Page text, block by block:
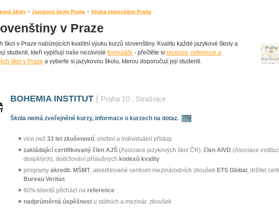
školy > Jazykové školy Praha > Výuka slovenštiny Praha
v Praze
škol v Praze nabízejících kvalitní výuku kurzů slovenštiny. Kvalitu každé jazykové školy a
studenti, kteří vyplňují naše nezávislé formuláře - přečtěte si recenze, reference a
škol v Praze a vyberte si jazykovou školu, kterou doporučují její studenti.
BOHEMIA INSTITUT Praha 10 , Strašnice
Škola nemá zveřejněné kurzy, informace o kurzech na dotaz. sk
více než 33 let zkušeností, osobní a individuální přístup
zakládající certifikovaný člen AJŠ (Asociace jazykových škol ČR), člen AIVD (Asociace
dospělých), dodržování příslušných kodexů kvality
programy akredit. MŠMT, akreditované centrum mezinárodních zkoušek ETS Global , držitel
Bureau Veritas
60% klientů přichází na reference
nadprůměrná úspěšnost u státních a mezinár. zkoušek